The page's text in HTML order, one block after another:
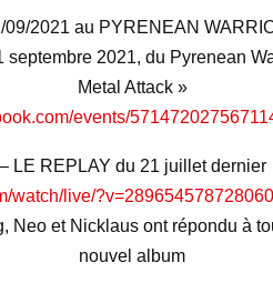
09/2021 au PYRENEAN
septembre 2021, du Pyrenean
Metal Attack »
events/
– LE REPLAY du 21 juillet dernier
watch/live/
Neo et Nicklaus ont répondu à
nouvel album